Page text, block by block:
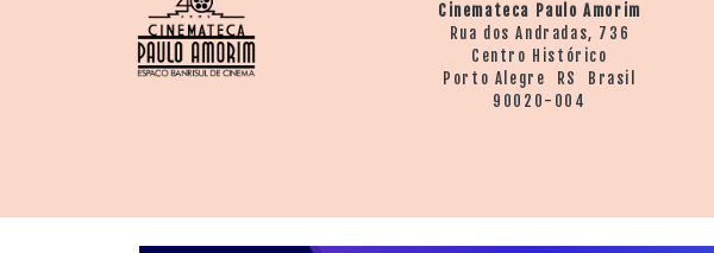
Cinemateca Paulo Amorim
Rua dos Andradas, 736
Centro Histórico
Porto Alegre RS Brasil
90020-004